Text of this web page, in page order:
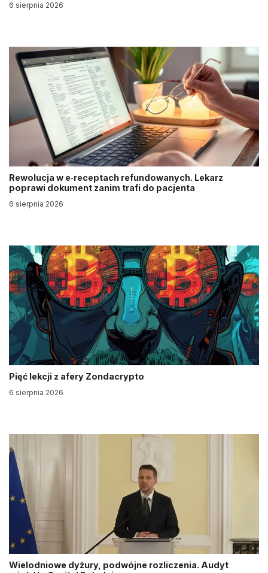
6 sierpnia 2026
Rewolucja w e‑receptach refundowanych. Lekarz
poprawi dokument zanim trafi do pacjenta
6 sierpnia 2026
Pięć lekcji z afery Zondacrypto
6 sierpnia 2026
Wielodniowe dyżury, podwójne rozliczenia. Audyt